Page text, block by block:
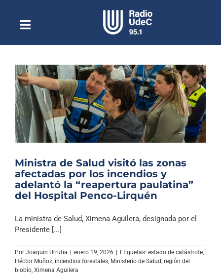
contenidoToggle
NavigationEscuchar Radio UdeC en vivo
Quiénes Somos
Programación
Podcast
Noticias
Columnas
Música Clásica
Ministra de Salud visitó las zonas
afectadas por los incendios y
adelantó la “reapertura paulatina”
del Hospital Penco-Lirquén
La ministra de Salud, Ximena Aguilera, designada por el
Presidente [...]
Por Joaquin Urrutia | enero 19, 2026 | Etiquetas: estado de catástrofe
Héctor Muñoz incendios forestales Ministerio de Salud región del
biobío Ximena Aguilera